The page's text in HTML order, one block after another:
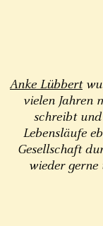
Anke Lübbert
vielen Jahren
schreibt
Lebensläufe
Gesellschaft
wieder